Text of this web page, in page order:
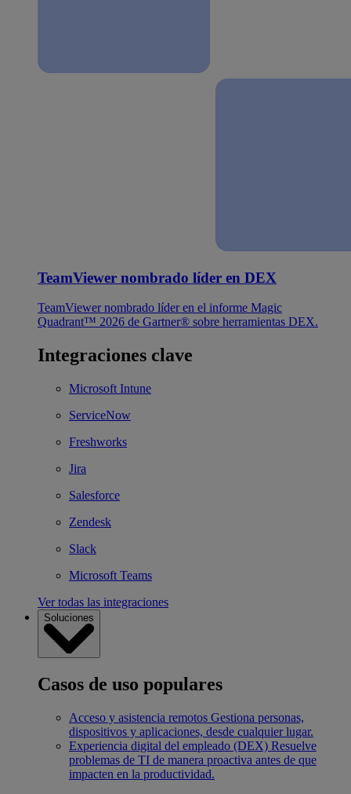
TeamViewer nombrado líder en DEX
TeamViewer nombrado líder en el informe Magic
Quadrant™ 2026 de Gartner® sobre herramientas DEX.
Integraciones clave
Microsoft Intune
ServiceNow
Freshworks
Jira
Salesforce
Zendesk
Slack
Microsoft Teams
Ver todas las integraciones
Soluciones
Casos de uso populares
Acceso y asistencia remotos Gestiona personas,
dispositivos y aplicaciones, desde cualquier lugar.
Experiencia digital del empleado (DEX) Resuelve
problemas de TI de manera proactiva antes de que
impacten en la productividad.